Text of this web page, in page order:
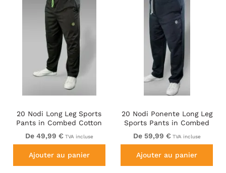
20 Nodi Long Leg Sports
Pants in Combed Cotton
Jersey Black
De 49,99 € TVA incluse
Ajouter au panier
20 Nodi Ponente Long Leg
Sports Pants in Combed
Fleece Cotton Navy
De 59,99 € TVA incluse
Ajouter au panier